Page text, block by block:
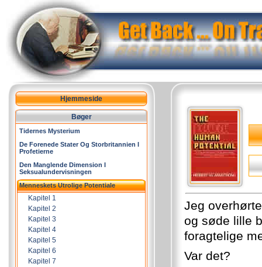
Jeg
og søde lille
foragtelige
Var det?
Hjemmeside
Bøger
Tidernes Mysterium
De Forenede Stater Og Storbritannien I
Profetierne
Den Manglende Dimension I
Seksualundervisningen
Menneskets Utrolige Potentiale
Kapitel 1
Kapitel 2
Kapitel 3
Kapitel 4
Kapitel 5
Kapitel 6
Kapitel 7